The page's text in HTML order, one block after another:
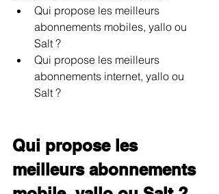
Qui propose les meilleurs
abonnements mobiles, yallo ou
Salt ?
Qui propose les meilleurs
abonnements internet, yallo ou
Salt ?
Qui propose les
meilleurs abonnements